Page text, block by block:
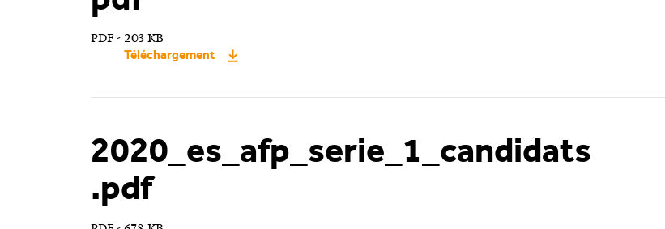
PDF - 203 KB
Téléchargement
2020_es_afp_serie_1_candidats
.pdf